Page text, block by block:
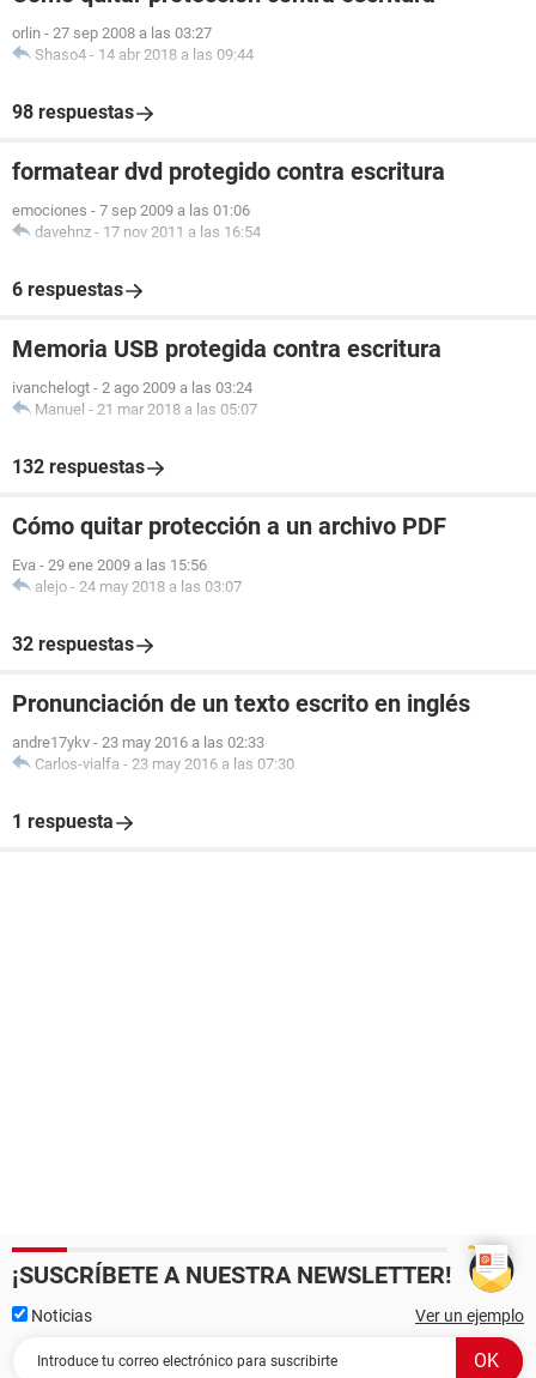
orlin - 27 sep 2008 a las 03:27
Shaso4 - 14 abr 2018 a las 09:44
98 respuestas
formatear dvd protegido contra escritura
emociones - 7 sep 2009 a las 01:06
davehnz - 17 nov 2011 a las 16:54
6 respuestas
Memoria USB protegida contra escritura
ivanchelogt - 2 ago 2009 a las 03:24
Manuel - 21 mar 2018 a las 05:07
132 respuestas
Cómo quitar protección a un archivo PDF
Eva - 29 ene 2009 a las 15:56
alejo - 24 may 2018 a las 03:07
32 respuestas
Pronunciación de un texto escrito en inglés
andre17ykv - 23 may 2016 a las 02:33
Carlos-vialfa - 23 may 2016 a las 07:30
1 respuesta
¡SUSCRÍBETE A NUESTRA NEWSLETTER!
Noticias Ver un ejemplo